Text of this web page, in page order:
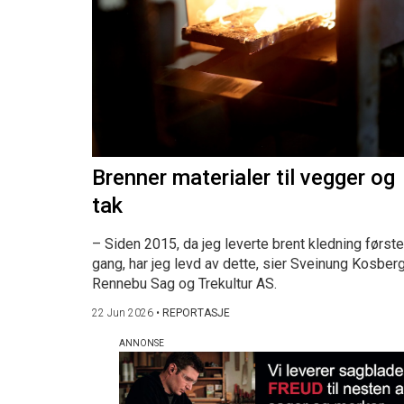
Brenner materialer til vegger og
tak
– Siden 2015, da jeg leverte brent kledning første
gang, har jeg levd av dette, sier Sveinung
Rennebu Sag og Trekultur AS.
22 Jun 2026 • REPORTASJE